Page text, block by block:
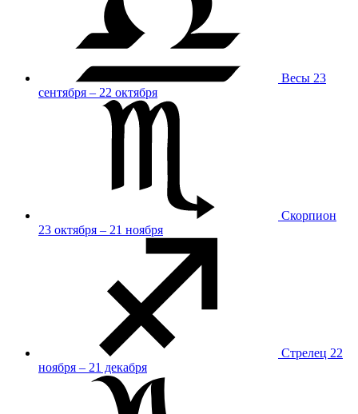
Весы 23
сентября – 22 октября
Скорпион
23 октября – 21 ноября
Стрелец 22
ноября – 21 декабря